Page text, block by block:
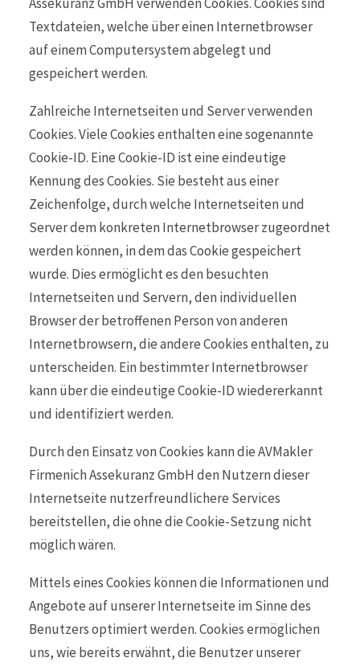
Textdateien, welche über einen Internetbrowser
auf einem Computersystem abgelegt und
gespeichert werden.
Zahlreiche Internetseiten und Server verwenden
Cookies. Viele Cookies enthalten eine sogenannte
Cookie-ID. Eine Cookie-ID ist eine eindeutige
Kennung des Cookies. Sie besteht aus einer
Zeichenfolge, durch welche Internetseiten und
Server dem konkreten Internetbrowser zugeordnet
werden können, in dem das Cookie gespeichert
wurde. Dies ermöglicht es den besuchten
Internetseiten und Servern, den individuellen
Browser der betroffenen Person von anderen
Internetbrowsern, die andere Cookies enthalten, zu
unterscheiden. Ein bestimmter Internetbrowser
kann über die eindeutige Cookie-ID wiedererkannt
und identifiziert werden.
Durch den Einsatz von Cookies kann die AVMakler
Firmenich Assekuranz GmbH den Nutzern dieser
Internetseite nutzerfreundlichere Services
bereitstellen, die ohne die Cookie-Setzung nicht
möglich wären.
Mittels eines Cookies können die Informationen und
Angebote auf unserer Internetseite im Sinne des
Benutzers optimiert werden. Cookies ermöglichen
uns, wie bereits erwähnt, die Benutzer unserer